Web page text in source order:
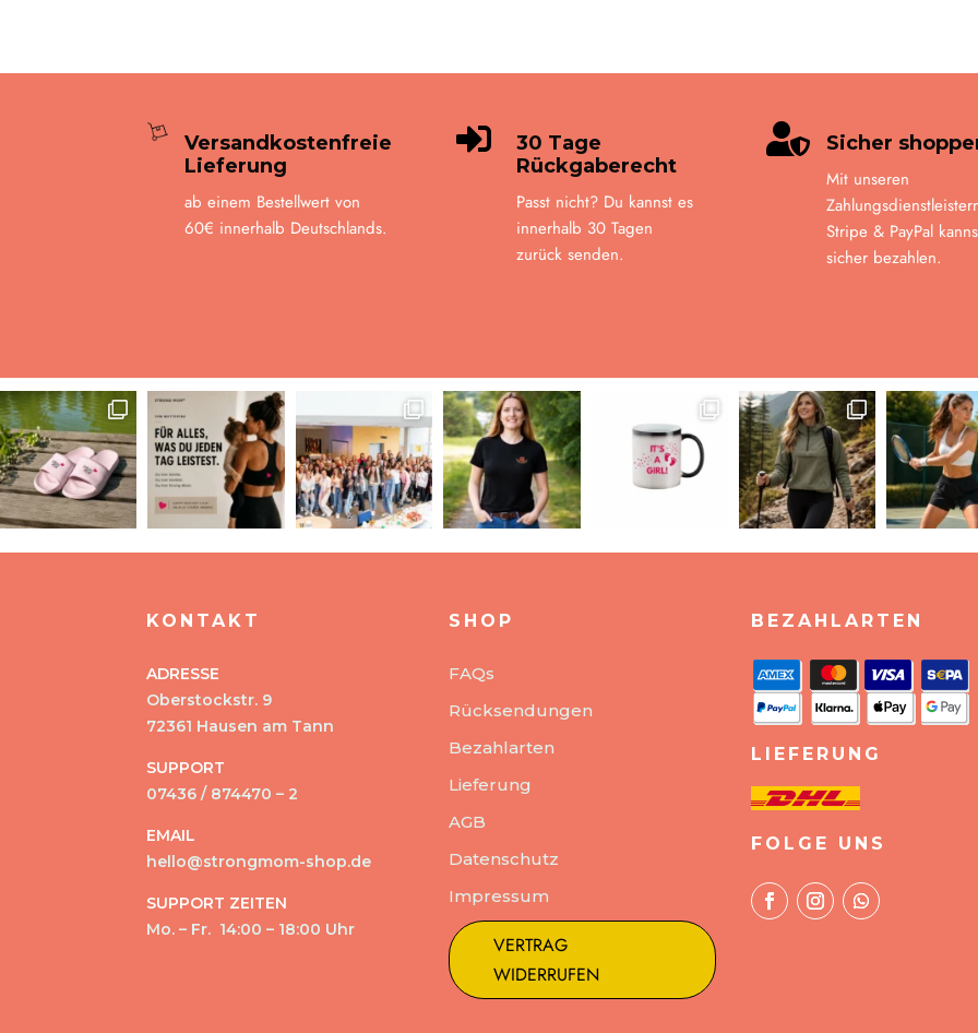
Versandkostenfreie
Lieferung
ab einem Bestellwert von
60€ innerhalb Deutschlands.

30 Tage
Rückgaberecht
Passt nicht? Du kannst es
innerhalb 30 Tagen
zurück senden.

Sicher
Mit unseren
Stripe & PayPal
sicher bezahlen.
KONTAKT
ADRESSE
Oberstockstr. 9
72361 Hausen am Tann
SUPPORT
07436 / 874470 – 2
EMAIL
hello@strongmom-shop.de
SUPPORT ZEITEN
Mo. – Fr. 14:00 – 18:00 Uhr
SHOP
FAQs
Rücksendungen
Bezahlarten
Lieferung
AGB
Datenschutz
Impressum
VERTRAG
WIDERRUFEN
BEZAHLARTEN
LIEFERUNG
FOLGE UNS